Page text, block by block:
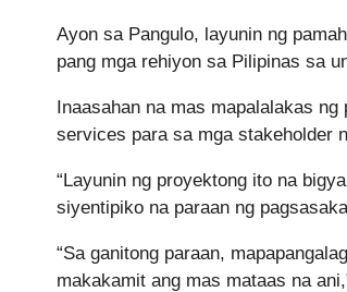
Ayon sa Pangulo, layunin ng
pang mga rehiyon sa Pilipinas sa
Inaasahan na mas mapalalakas
services para sa mga stakeholder
“Layunin ng proyektong ito na
siyentipiko na paraan ng
“Sa ganitong paraan,
makakamit ang mas mataas na